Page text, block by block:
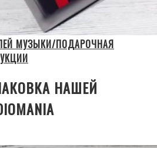
МУЗЫКИ/ПОДАРОЧНАЯ
НАШЕЙ